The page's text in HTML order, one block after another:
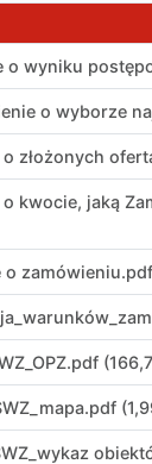
o wyniku
o wyborze
złożonych
kwocie, jaką
o zamówieniu.
.pdf
.pdf